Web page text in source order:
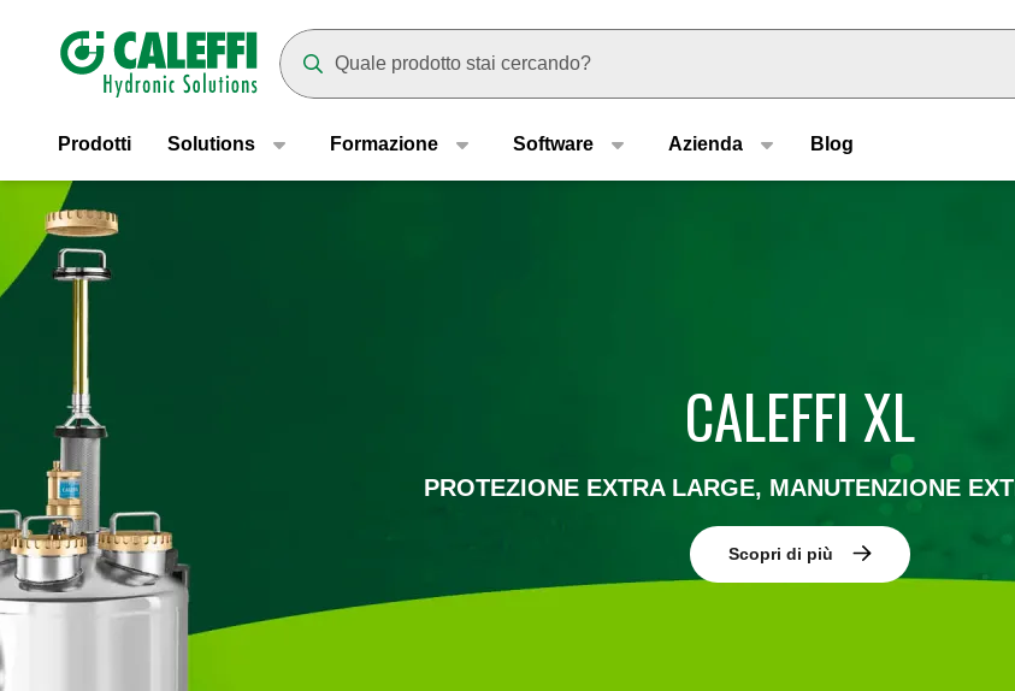
Header main navigation
Prodotti Solutions Formazione Software Azienda Blog
CALEFFI XL
PROTEZIONE EXTRA LARGE, MANUTENZIONE
Scopri di più